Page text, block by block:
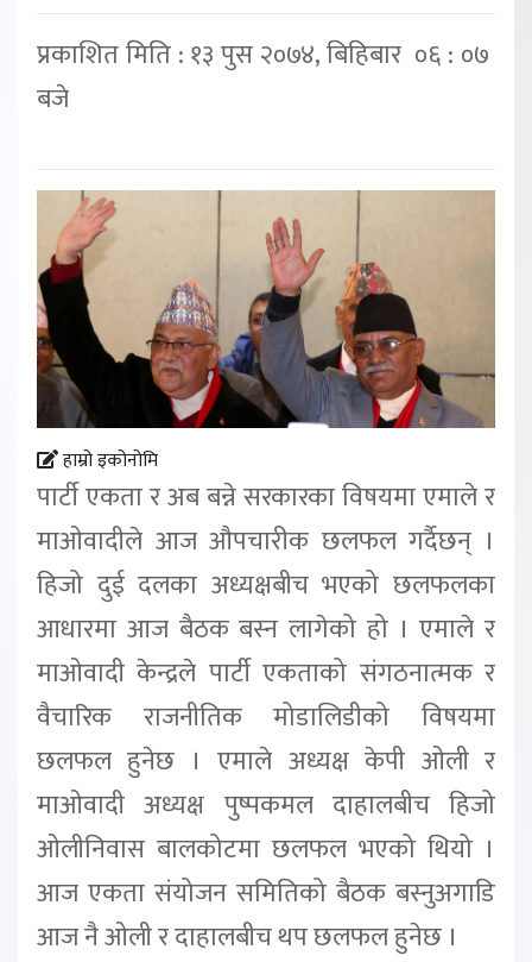
प्रकाशित मिति : १३ पुस २०७४, बिहिबार ०६ : ०७
बजे
हाम्रो इकोनोमि
पार्टी एकता र अब बन्ने सरकारका विषयमा एमाले र
माओवादीले आज औपचारीक छलफल गर्दैछन् ।
हिजो दुई दलका अध्यक्षबीच भएको छलफलका
आधारमा आज बैठक बस्न लागेको हो । एमाले र
माओवादी केन्द्रले पार्टी एकताको संगठनात्मक र
वैचारिक राजनीतिक मोडालिडीको विषयमा
छलफल हुनेछ । एमाले अध्यक्ष केपी ओली र
माओवादी अध्यक्ष पुष्पकमल दाहालबीच हिजो
ओलीनिवास बालकोटमा छलफल भएको थियो ।
आज एकता संयोजन समितिको बैठक बस्नुअगाडि
आज नै ओली र दाहालबीच थप छलफल हुनेछ ।